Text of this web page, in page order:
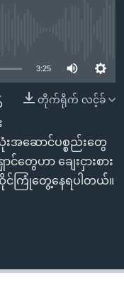
3:25
တိုက်ရိုက် လင့်ခ်
းအဆောင်ပစ္စည်းတွေ
ေဟာ ချေးငှားစား
င်ကြုံတွေ့နေရပါတယ်။